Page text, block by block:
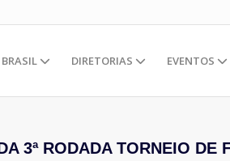
DIRETORIAS EVENTOS
3ª RODADA TORNEIO DE